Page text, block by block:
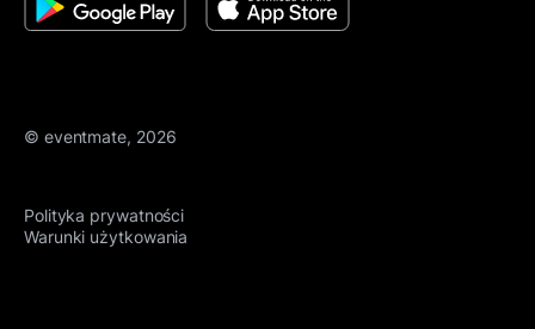
© eventmate, 2026
Polityka prywatności
Warunki użytkowania